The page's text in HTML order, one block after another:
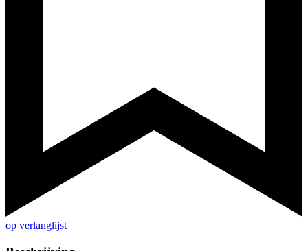
op verlanglijst